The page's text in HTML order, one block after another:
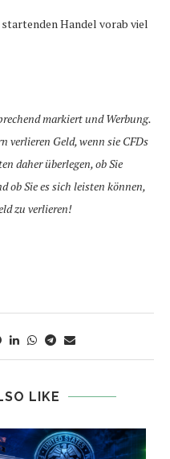
Handel vorab viel
markiert und Werbung.
verlieren Geld, wenn sie CFDs
daher überlegen, ob Sie
ob Sie es sich leisten können,
zu verlieren!
LIKE